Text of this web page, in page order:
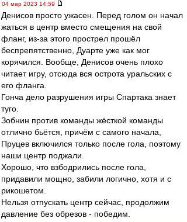
04 мар 2023 14:59
Денисов просто ужасен. Перед голом он начал
жаться в центр вместо смещения на свой
фланг, из-за этого прострел прошёл
беспрепятственно, Дуарте уже как мог
корячился. Вообще, Денисов очень плохо
читает игру, отсюда вся острота уральских с
его фланга.
Гонча дело разрушения игры Спартака знает
туго.
Зобнин против команды жёсткой команды
отлично бьётся, причём с самого начала,
Пруцев включился только после гола, поэтому
наши центр поджали.
Хорошо, что взбодрились после гола,
придавили мощно, забили логично, хотя и с
рикошетом.
Нельзя отпускать центр сейчас, продолжим
давление без обрезов - победим.